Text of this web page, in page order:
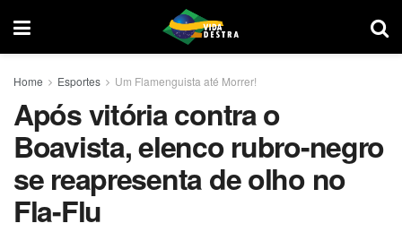
Home Esportes Um Flamenguista até Morrer!
Após vitória contra o
Boavista, elenco rubro-negro
se reapresenta de olho no
Fla-Flu